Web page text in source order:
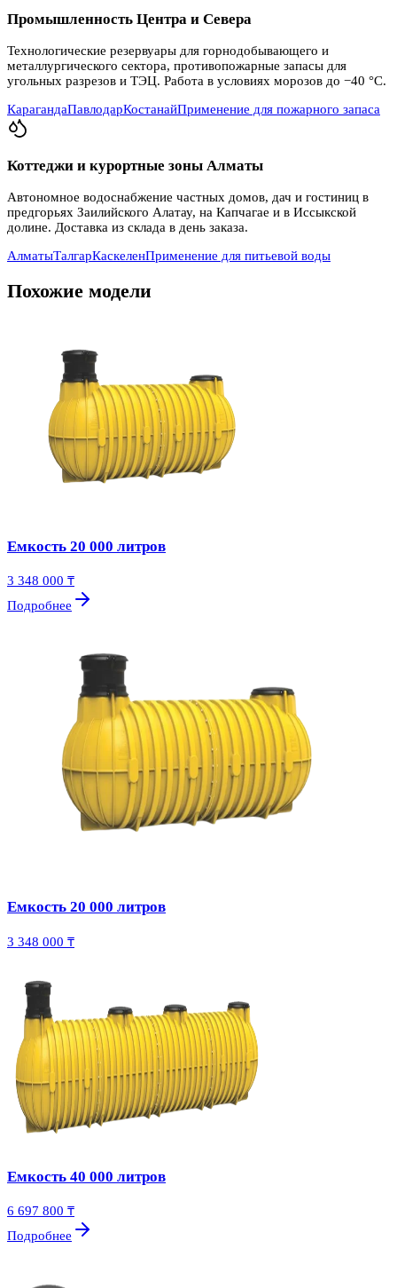
Промышленность Центра и Севера
Технологические резервуары для горнодобывающего и
металлургического сектора, противопожарные запасы для
угольных разрезов и ТЭЦ. Работа в условиях морозов до −40 °C.
КарагандаПавлодарКостанайПрименение для пожарного запаса
Коттеджи и курортные зоны Алматы
Автономное водоснабжение частных домов, дач и гостиниц в
предгорьях Заилийского Алатау, на Капчагае и в Иссыкской
долине. Доставка из склада в день заказа.
АлматыТалгарКаскеленПрименение для питьевой воды
Похожие модели
Емкость 20 000 литров
3 348 000 ₸
Подробнее
Емкость 20 000 литров
3 348 000 ₸
Емкость 40 000 литров
6 697 800 ₸
Подробнее